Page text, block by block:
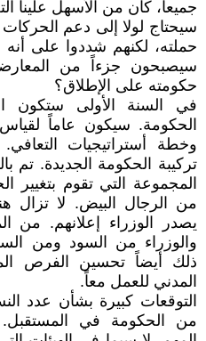
جميعاً، كان من الأسهل علينا
سيحتاج لولا إلى دعم الحركات
حملته، لكنهم شددوا على أنه
سيصبحون جزءاً من
حكومته على الإطلاق؟
في السنة الأولى ستكون
الحكومة. سيكون عاماً
وخطة أستراتيجيات
تركيبة الحكومة الجديدة. تم
المجموعة التي تقوم بتغيير
من الرجال البيض. لا تزال
يصدر الوزراء إعلانهم. من
والوزراء من السود ومن
ذلك أيضاً تحسين الفرص
المدني للعمل معاً.
التوقعات كبيرة بشأن عدد
من الحكومة في المستقبل.